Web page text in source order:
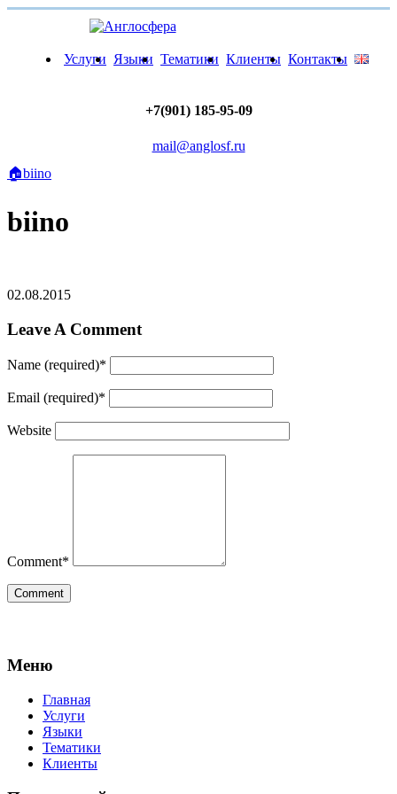
Услуги Языки Тематики Клиенты Контакты
+7(901) 185-95-09
mail@anglosf.ru
🏠biino
biino
02.08.2015
Leave A Comment
Name (required)*
Email (required)*
Website
Comment*
Меню
Главная
Услуги
Языки
Тематики
Клиенты